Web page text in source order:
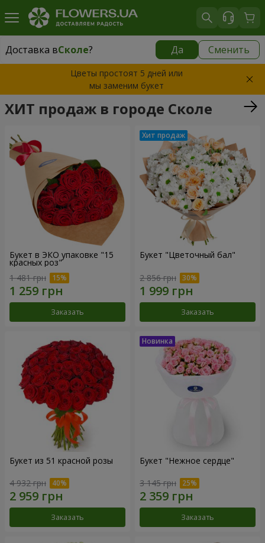
Доставка вСколе? Да Сменить
Доставка вСколе|
Цветы простоят 5 дней или
мы заменим букет
ХИТ продаж в городе Сколе
Букет в ЭКО упаковке "15
красных роз"
1 481 грн
Заказать
Букет "Цветочный бал"
2 856 грн
Заказать
Букет из 51 красной розы
4 932 грн
Заказать
Букет "Нежное сердце"
3 145 грн
Заказать